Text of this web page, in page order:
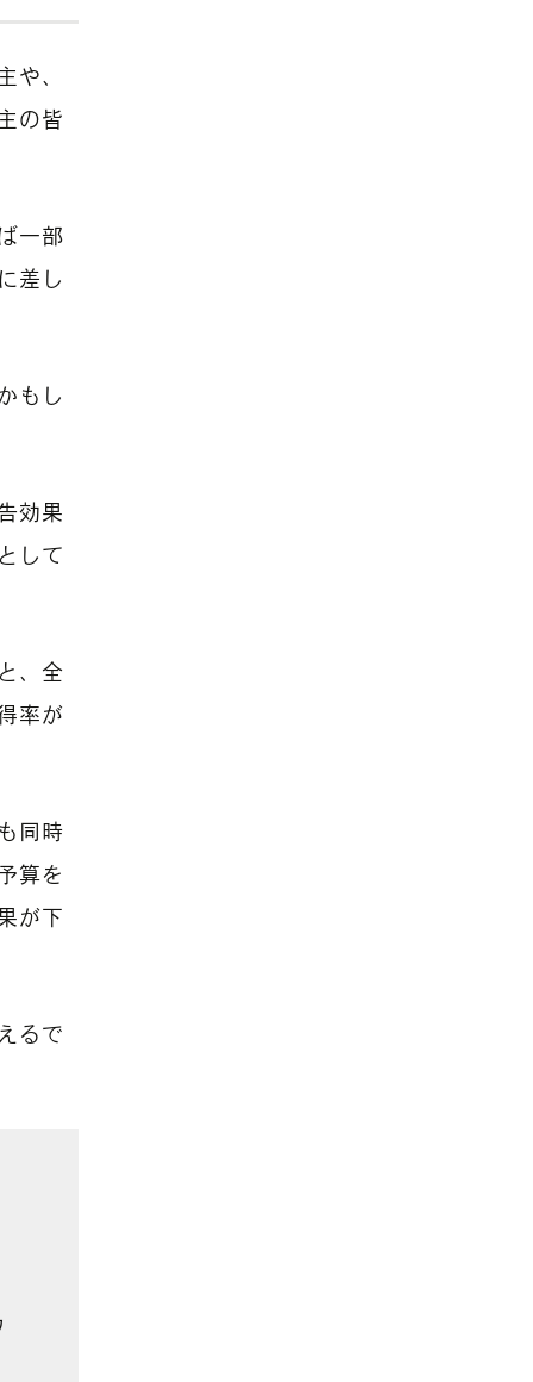
や、
の皆
一部
差し
もし
効果
して
、全
率が
同時
算を
が下
るで